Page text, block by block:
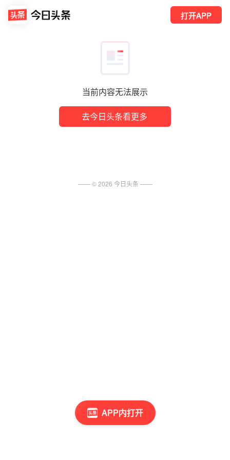
当前内容无法展示
去今日头条看更多
打开APP
APP内打开
—— ©2026 今日头条 ——